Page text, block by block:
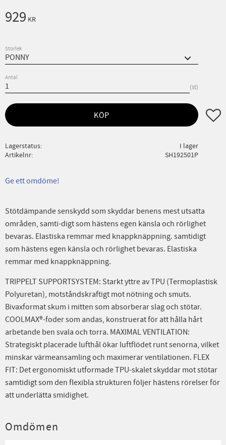
929 KR
Storlek
Antal
st
KÖP Lägg
Lagerstatus
I lager
Artikelnr
SH192501P
Ge ett omdöme!
Stötdämpande senskydd som skyddar benens mest utsatta
områden, samti-digt som hästens egen känsla och rörlighet
bevaras. Elastiska remmar med knappknäppning. samtidigt
som hästens egen känsla och rörlighet bevaras. Elastiska
remmar med knappknäppning.
TRIPPELT SUPPORTSYSTEM: Starkt yttre av TPU (Termoplastisk
Polyuretan), motståndskraftigt mot nötning och smuts.
Bivaxformat skum i mitten som absorberar slag och stötar.
COOLMAX®-foder som andas, konstruerat för att hålla hårt
arbetande ben svala och torra. MAXIMAL VENTILATION:
Strategiskt placerade lufthål ökar luftflödet runt senorna, vilket
minskar värmeansamling och maximerar ventilationen. FLEX
FIT: Det ergonomiskt utformade TPU-skalet skyddar mot stötar
samtidigt som den flexibla strukturen följer hästens rörelser för
att underlätta smidighet.
Omdömen